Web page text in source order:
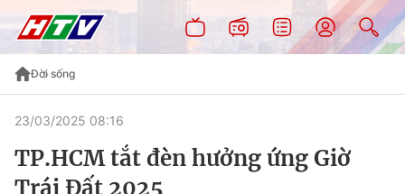
Đời sống
23/03/2025 08:16
TP.HCM tắt đèn hưởng ứng Giờ
Trái Đất 2025